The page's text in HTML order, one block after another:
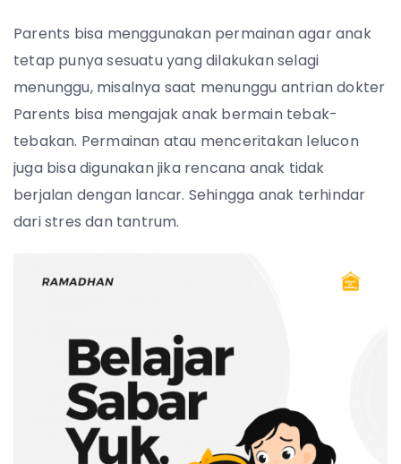
Parents bisa menggunakan permainan agar anak
tetap punya sesuatu yang dilakukan selagi
menunggu, misalnya saat menunggu antrian dokter
Parents bisa mengajak anak bermain tebak-
tebakan. Permainan atau menceritakan lelucon
juga bisa digunakan jika rencana anak tidak
berjalan dengan lancar. Sehingga anak terhindar
dari stres dan tantrum.